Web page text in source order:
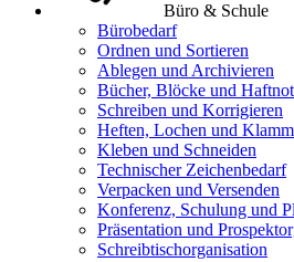
Büro & Schule
Bürobedarf
Ordnen und Sortieren
Ablegen und Archivieren
Bücher, Blöcke und
Schreiben und Korrigieren
Heften, Lochen und
Kleben und Schneiden
Technischer Zeichenbedarf
Verpacken und Versenden
Konferenz, Schulung und
Präsentation und
Schreibtischorganisation